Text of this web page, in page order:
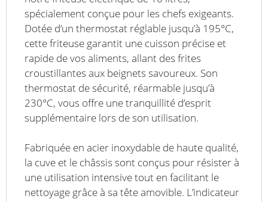
spécialement conçue pour les chefs exigeants.
Dotée d’un thermostat réglable jusqu’à 195°C,
cette friteuse garantit une cuisson précise et
rapide de vos aliments, allant des frites
croustillantes aux beignets savoureux. Son
thermostat de sécurité, réarmable jusqu’à
230°C, vous offre une tranquillité d’esprit
supplémentaire lors de son utilisation.
Fabriquée en acier inoxydable de haute qualité,
la cuve et le châssis sont conçus pour résister à
une utilisation intensive tout en facilitant le
nettoyage grâce à sa tête amovible. L’indicateur